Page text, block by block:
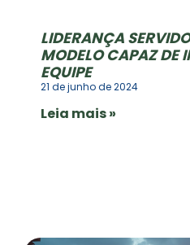
LIDERANÇA
MODELO CAPAZ DE
EQUIPE
21 de junho de 2024
Leia mais »